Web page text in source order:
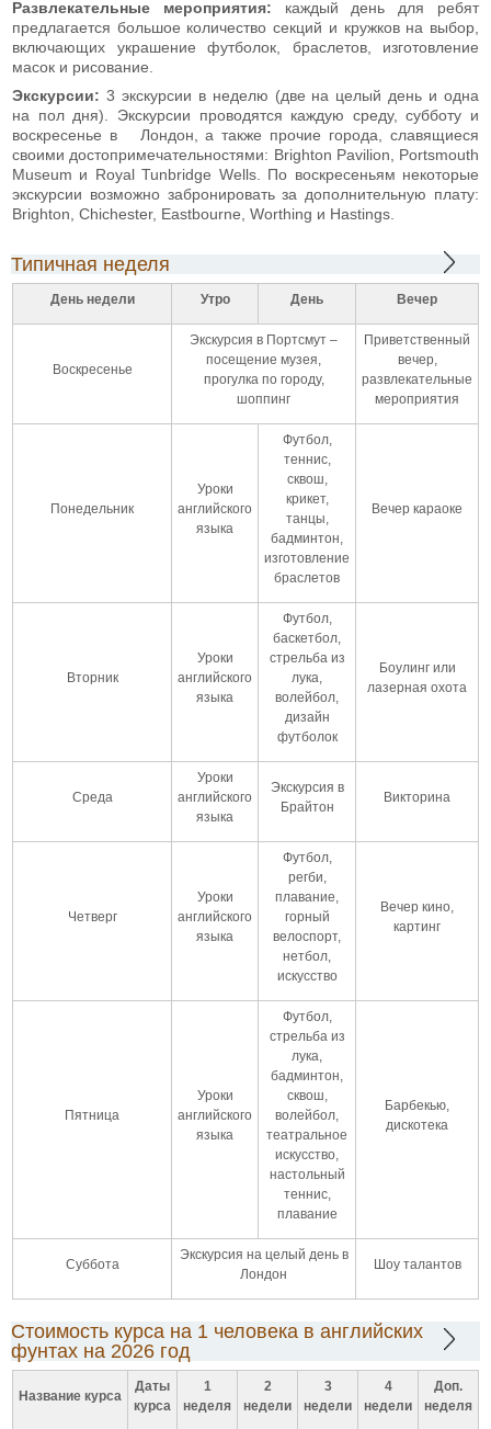
Развлекательные мероприятия: каждый день для ребят
предлагается большое количество секций и кружков на выбор,
включающих украшение футболок, браслетов, изготовление
масок и рисование.
Экскурсии: 3 экскурсии в неделю (две на целый день и одна
на пол дня). Экскурсии проводятся каждую среду, субботу и
воскресенье в Лондон, а также прочие города, славящиеся
своими достопримечательностями: Brighton Pavilion, Portsmouth
Museum и Royal Tunbridge Wells. По воскресеньям некоторые
экскурсии возможно забронировать за дополнительную плату:
Brighton, Chichester, Eastbourne, Worthing и Hastings.
Типичная неделя
День недели Утро День Вечер
Воскресенье
Экскурсия в Портсмут –
посещение музея,
прогулка по городу,
шоппинг
Приветственный
вечер,
развлекательные
мероприятия
Понедельник
Уроки
английского
языка
Футбол,
теннис,
сквош,
крикет,
танцы,
бадминтон,
изготовление
браслетов
Вечер караоке
Вторник
Уроки
английского
языка
Футбол,
баскетбол,
стрельба из
лука,
волейбол,
дизайн
футболок
Боулинг или
лазерная охота
Среда
Уроки
английского
языка
Экскурсия в
Брайтон
Викторина
Четверг
Уроки
английского
языка
Футбол,
регби,
плавание,
горный
велоспорт,
нетбол,
искусство
Вечер кино,
картинг
Пятница
Уроки
английского
языка
Футбол,
стрельба из
лука,
бадминтон,
сквош,
волейбол,
театральное
искусство,
настольный
теннис,
плавание
Барбекью,
дискотека
Суббота
Экскурсия на целый день в
Лондон
Шоу талантов
Стоимость курса на 1 человека в английских
фунтах на 2026 год
Название курса
Даты
курса
1
неделя
2
недели
3
недели
4
недели
Доп.
неделя